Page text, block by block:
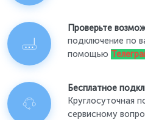
Проверьте
подключение по
помощью
Бесплатное
Круглосуточная
сервисному